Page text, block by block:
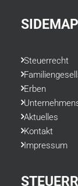
SIDEMAP
Steuerrecht
Erben
Aktuelles
Kontakt
Impressum